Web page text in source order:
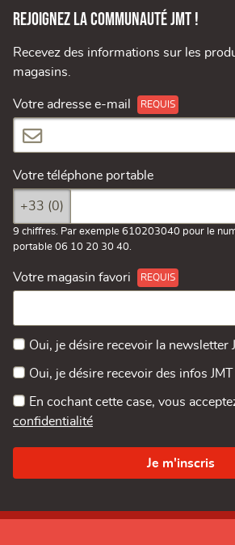
Rejoignez la communauté JMT !
Recevez des informations sur les
magasins.
Votre adresse e-mail
Votre téléphone portable
+33 (0)
9 chiffres. Par exemple 610203040 pour le
portable 06 10 20 30 40.
Votre magasin favori
Oui, je désire recevoir la newsletter
Oui, je désire recevoir des infos
En cochant cette case, vous
confidentialité